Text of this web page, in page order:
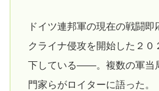
ドイツ連邦軍の現在の戦闘即
クライナ侵攻を開始した２０
下している――。複数の軍当
門家らがロイターに語った。